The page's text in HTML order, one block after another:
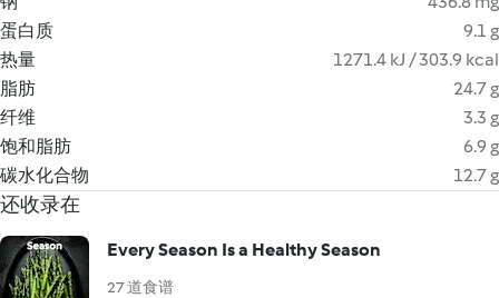
蛋白质
9.1 g
热量
1271.4 kJ / 303.9 kcal
脂肪
24.7 g
纤维
3.3 g
饱和脂肪
6.9 g
碳水化合物
12.7 g
还收录在
Every Season Is a Healthy Season
27 道食谱